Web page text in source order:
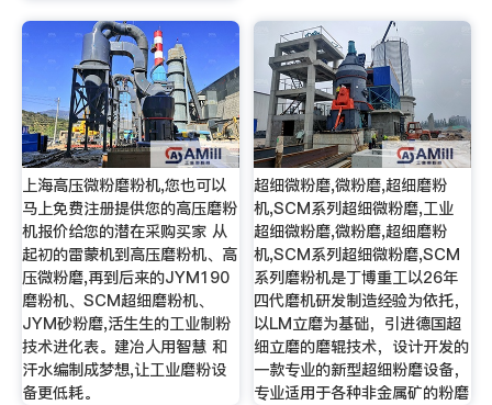
上海高压微粉磨粉机,您也可以
马上免费注册提供您的高压磨粉
机报价给您的潜在采购买家 从
起初的雷蒙机到高压磨粉机、高
压微粉磨,再到后来的JYM190
磨粉机、SCM超细磨粉机、
JYM砂粉磨,活生生的工业制粉
技术进化表。建冶人用智慧 和
汗水编制成梦想,让工业磨粉设
备更低耗。
超细微粉磨,微粉磨,超细磨粉
机,SCM系列超细微粉磨,工业
超细微粉磨,微粉磨,超细磨粉
机,SCM系列超细微粉磨,SCM
系列磨粉机是丁博重工以26年
四代磨机研发制造经验为依托，
以LM立磨为基础，引进德国超
细立磨的磨辊技术，设计开发的
一款专业的新型超细粉磨设备，
专业适用于各种非金属矿的粉磨